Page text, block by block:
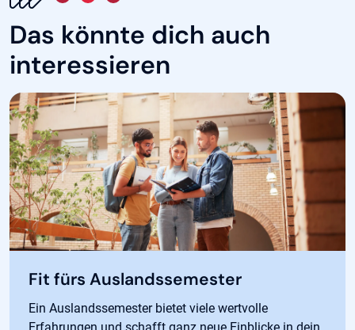
Das könnte dich auch
interessieren
Fit fürs Auslandssemester
Ein Auslandssemester bietet viele wertvolle